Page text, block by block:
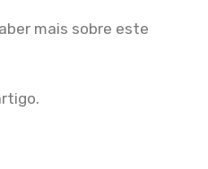
mais sobre este